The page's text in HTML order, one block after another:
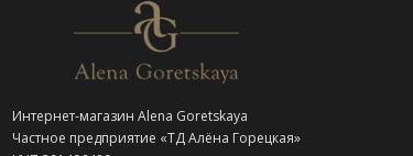
Интернет-магазин Alena Goretskaya
Частное предприятие «ТД Алёна Горецкая»